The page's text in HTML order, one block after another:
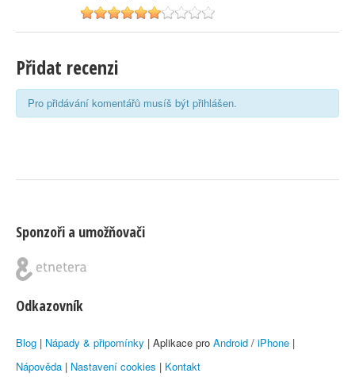
6
Přidat recenzi
Pro přidávání komentářů musíš být přihlášen.
Sponzoři a umožňovači
Odkazovník
Blog | Nápady & připomínky | Aplikace pro Android / iPhone |
Nápověda | Nastavení cookies | Kontakt